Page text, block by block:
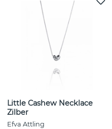
Little Cashew Necklace
Zilber
Efva Attling